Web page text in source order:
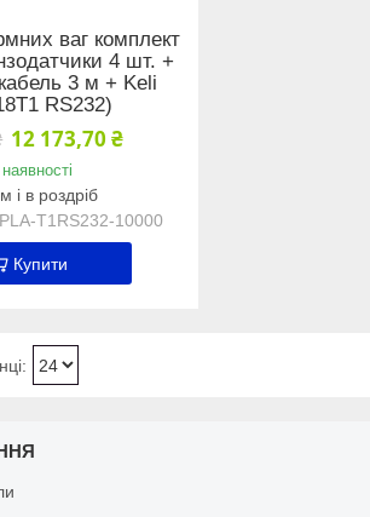
ваг комплект
4 шт. +
3 м + Keli
RS232)
12 173,70 ₴
і в роздріб
Т1RS232-10000
Купити